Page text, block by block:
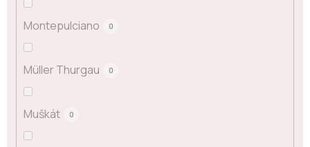
Montepulciano 0
Müller Thurgau 0
Muškát 0